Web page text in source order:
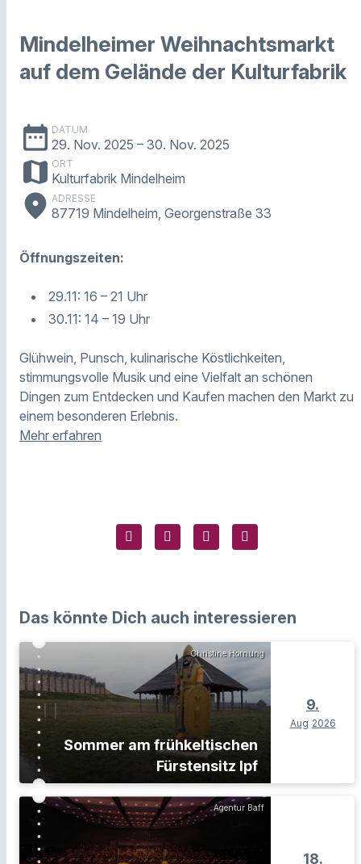
Mindelheimer Weihnachtsmarkt
auf dem Gelände der Kulturfabrik
date_range DATUM
29. Nov. 2025 – 30. Nov. 2025
map ORT
Kulturfabrik Mindelheim
place ADRESSE
87719 Mindelheim, Georgenstraße 33
Öffnungszeiten:
29.11: 16 – 21 Uhr
30.11: 14 – 19 Uhr
Glühwein, Punsch, kulinarische Köstlichkeiten,
stimmungsvolle Musik und eine Vielfalt an schönen
Dingen zum Entdecken und Kaufen machen den Markt zu
einem besonderen Erlebnis.
Mehr erfahren
Das könnte Dich auch interessieren
Christine Hornung
Sommer am frühkeltischen
Fürstensitz Ipf
9.
Aug 2026
Agentur Baff
18.